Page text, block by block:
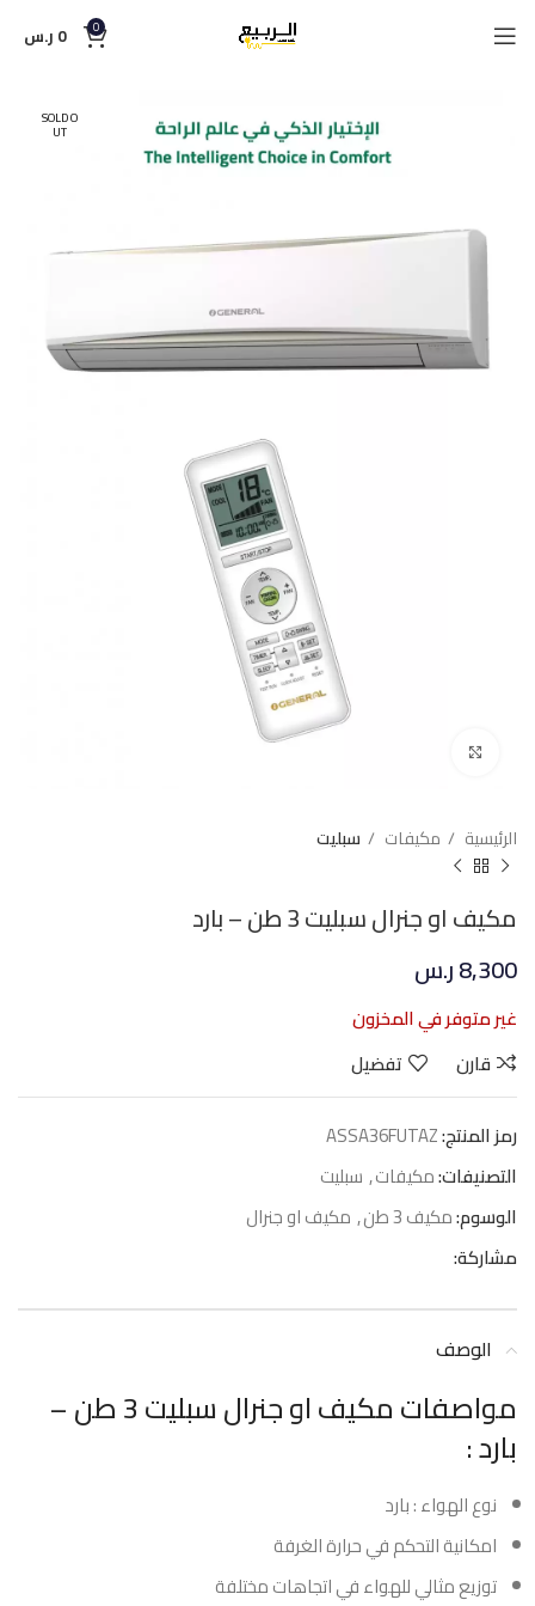
0
0 ر.س
SOLD O
UT
الرئيسية مكيفات سبليت
مكيف او جنرال سبليت 3 طن – بارد
8,300ر.س
غير متوفر في المخزون
قارن
تفضيل
رمز المنتج:ASSA36FUTAZ
التصنيفات:مكيفات, سبليت
الوسوم:مكيف 3 طن , مكيف او جنرال
مشاركة:
الوصف
مواصفات مكيف او جنرال سبليت 3 طن –
بارد :
نوع الهواء : بارد
امكانية التحكم في حرارة الغرفة
توزيع مثالي للهواء في اتجاهات مختلفة